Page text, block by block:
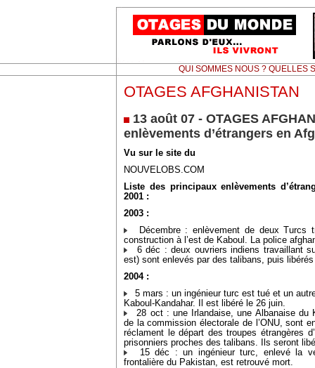
QUI SOMMES NOUS ? QUELLES
OTAGES AFGHANISTAN
13 août 07 - OTAGES
enlèvements d’étrangers en
Vu sur le site du
NOUVELOBS.COM
Liste des principaux enlèvements
2001 :
2003 :
Décembre : enlèvement de deux Turcs
construction à l’est de Kaboul. La police
6 déc : deux ouvriers indiens travaillant
est) sont enlevés par des talibans, puis
2004 :
5 mars : un ingénieur turc est tué et un
Kaboul-Kandahar. Il est libéré le 26 juin.
28 oct : une Irlandaise, une Albanaise du
de la commission électorale de l’ONU, sont
réclament le départ des troupes étrangères
prisonniers proches des talibans. Ils seront
15 déc : un ingénieur turc, enlevé la
frontalière du Pakistan, est retrouvé mort.